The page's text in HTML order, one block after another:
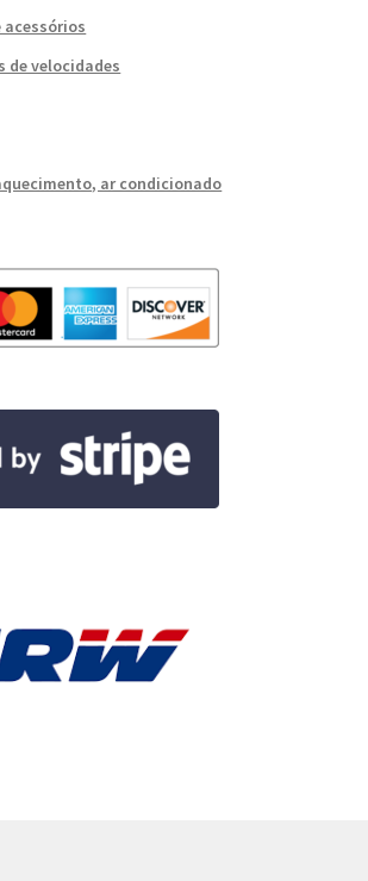
acessórios
de velocidades
ar condicionado